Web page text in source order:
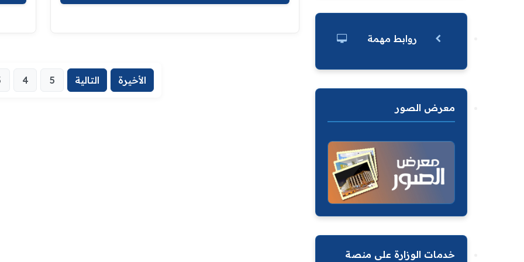
4 5 التالية الأخيرة
روابط مهمة
معرض الصور
خدمات الوزارة على منصة